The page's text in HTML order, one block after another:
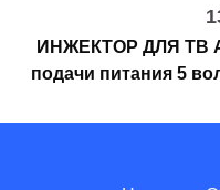
ИНЖЕКТОР ДЛЯ ТВ
подачи питания 5